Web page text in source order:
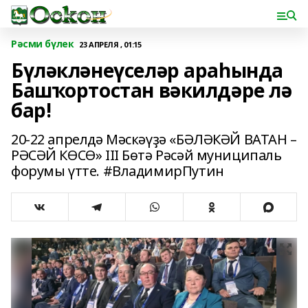
Рәсми бүлек 23 АПРЕЛЯ , 01:15
Бүләкләнеүселәр араһында
Башҡортостан вәкилдәре лә
бар!
20-22 апрелдә Мәскәүҙә «БӘЛӘКӘЙ ВАТАН –
РӘСӘЙ КӨСӨ» III Бөтә Рәсәй муниципаль
форумы үтте. #ВладимирПутин